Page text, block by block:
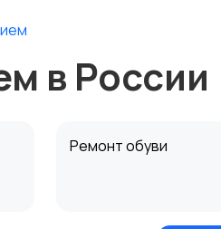
в России
Ремонт обуви